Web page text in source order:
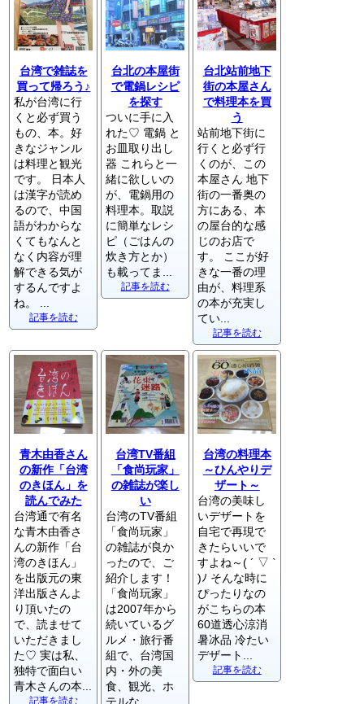
台湾で雑誌を
買って帰ろう♪
私が台湾に行
くと必ず買う
もの、本。好
きなジャンル
は料理と観光
です。 日本人
は漢字が読め
るので、中国
語がわからな
くてもなんと
なく内容が理
解できる気が
するんですよ
ね。 ...
記事を読む
台北の本屋街
で電鍋レシピ
を探す
ついに手に入
れた♡ 電鍋 と
お皿取り出し
器 これらと一
緒に欲しいの
が、電鍋用の
料理本。取説
に簡単なレシ
ピ（ごはんの
炊き方とか）
も載ってま...
記事を読む
台北站前地下
街の本屋さん
で料理本を買
う
站前地下街に
行くと必ず行
くのが、この
本屋さん 地下
街の一番奥の
方にある、本
の屋台的な感
じのお店で
す。 ここが好
きな一番の理
由が、料理系
の本が充実し
てい...
記事を読む
青木由香さん
の新作「台湾
のきほん」を
読んでみた
台湾通で有名
な青木由香さ
んの新作「台
湾のきほん」
を出版元の東
洋出版さんよ
り頂いたの
で、読ませて
いただきまし
た♡ 実は私、
独特で面白い
青木さんの本...
記事を読む
台湾TV番組
「食尚玩家」
の雑誌が楽し
い
台湾のTV番組
「食尚玩家」
の雑誌が良か
ったので、ご
紹介します！
「食尚玩家」
は2007年から
続いているグ
ルメ・旅行番
組で、台湾国
内・外の美
食、観光、ホ
台湾の料理本
～ひんやりデ
ザート～
台湾の美味し
いデザートを
自宅で再現で
きたらいいで
すよね～( ´ ▽ `
)ﾉ そんな時に
ぴったりなの
がこちらの本
60道透心涼消
暑冰品 冷たい
デザート...
記事を読む